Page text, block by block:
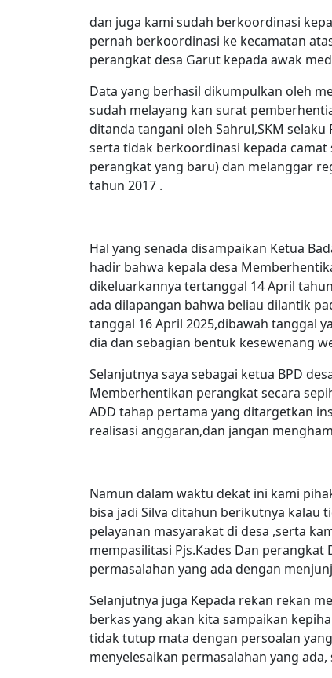
dan juga kami sudah berkoordinasi
pernah berkoordinasi ke kecamatan
perangkat desa Garut kepada awak
Data yang berhasil dikumpulkan oleh
sudah melayang kan surat
ditanda tangani oleh Sahrul,SKM
serta tidak berkoordinasi kepada
perangkat yang baru) dan melanggar
tahun 2017 .
Hal yang senada disampaikan Ketua
hadir bahwa kepala desa
dikeluarkannya tertanggal 14 April
ada dilapangan bahwa beliau dilantik
tanggal 16 April 2025,dibawah tanggal
dia dan sebagian bentuk kesewenang
Selanjutnya saya sebagai ketua BPD
Memberhentikan perangkat secara
ADD tahap pertama yang ditargetkan
realisasi anggaran,dan jangan
Namun dalam waktu dekat ini kami
bisa jadi Silva ditahun berikutnya kalau
pelayanan masyarakat di desa ,serta
mempasilitasi Pjs.Kades Dan
permasalahan yang ada dengan
Selanjutnya juga Kepada rekan rekan
berkas yang akan kita sampaikan
tidak tutup mata dengan persoalan
menyelesaikan permasalahan yang